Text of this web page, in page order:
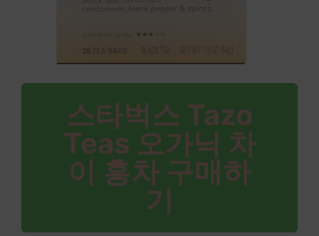
스타벅스 Tazo
Teas 오가닉 차
이 홍차 구매하
기